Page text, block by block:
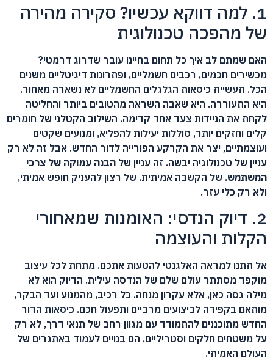
1. למה דווקא עכשיו? סקירה מהירה
של מהפכה טכנולוגית
האם שמתם לב איך כל תחום בחיינו עובר שדרוג דרמטי?
מכשירים חכמים, רכבים חשמליים, ופתרונות דיגיטליים משנים
הכל. תעשיית כיסאות הגלגלים החשמליים לא נשארה מאחור.
היא התעוררה. היא שאבה השראה מהטובים ביותר והחליטה
לקחת את הניידות צעד אחד קדימה. השילוב הקטלני של חומרים
קלים וחזקים יותר, סוללות יעילות להפליא, ומנועים שקטים
ועוצמתיים, יצר את הקרקע הפורייה לדור החדש. אבל זה לא רק
עניין של טכנולוגיה יבשה. זה עניין של הבנה עמוקה של צרכי
המשתמש. של הקשבה אמיתית. של רצון להעניק חופש אמיתי,
ולא רק כלי עזר.
2. דיוק הנדסי: האומנות שמאחורי
הקלות והעוצמה
אל תתנו למראה האלגנטי להטעות אתכם. מתחת לכל עיצוב
מוקפד מסתתר עולם שלם של הנדסה עילית. הדיוק הוא לא
מילה גסה כאן, אלא עקרון מנחה. כל רכיב, מהמנוע ועד הבקר,
מותאם בקפידה לביצועים מרביים ותפעול חכם. כיסאות הדור
החדש מתוכננים להתמודד עם מגוון רחב של תנאי דרך, לא רק
על משטחים חלקים וסטריליים. הם בנויים לעמוד באתגרים של
העולם האמיתי.